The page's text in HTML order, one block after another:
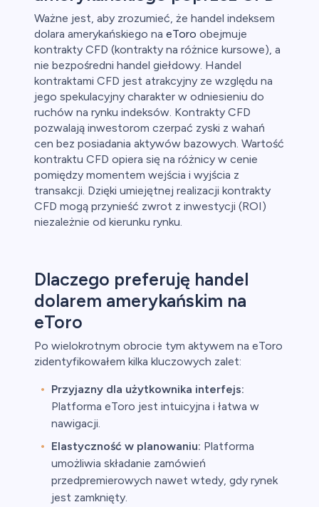
Ważne jest, aby zrozumieć, że handel indeksem
dolara amerykańskiego na eToro obejmuje
kontrakty CFD (kontrakty na różnice kursowe), a
nie bezpośredni handel giełdowy. Handel
kontraktami CFD jest atrakcyjny ze względu na
jego spekulacyjny charakter w odniesieniu do
ruchów na rynku indeksów. Kontrakty CFD
pozwalają inwestorom czerpać zyski z wahań
cen bez posiadania aktywów bazowych. Wartość
kontraktu CFD opiera się na różnicy w cenie
pomiędzy momentem wejścia i wyjścia z
transakcji. Dzięki umiejętnej realizacji kontrakty
CFD mogą przynieść zwrot z inwestycji (ROI)
niezależnie od kierunku rynku.
Dlaczego preferuję handel
dolarem amerykańskim na
eToro
Po wielokrotnym obrocie tym aktywem na eToro
zidentyfikowałem kilka kluczowych zalet:
Przyjazny dla użytkownika interfejs:
Platforma eToro jest intuicyjna i łatwa w
nawigacji.
Elastyczność w planowaniu: Platforma
umożliwia składanie zamówień
przedpremierowych nawet wtedy, gdy rynek
jest zamknięty.